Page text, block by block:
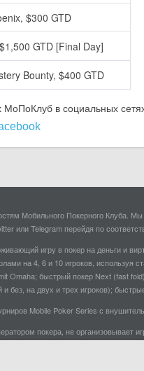
$300 GTD
GTD [Final Day]
Bounty, $400 GTD
в социальных
Мобильного Покерного Клуба.
или Telegram перейдя по
игру в покер на деньги и
на 4, 6 и 10 игроков, используя
Omaha; быстрый покер Next (fast
без, на двух и трех игроков);
Mobile Poker Series с
покера, не